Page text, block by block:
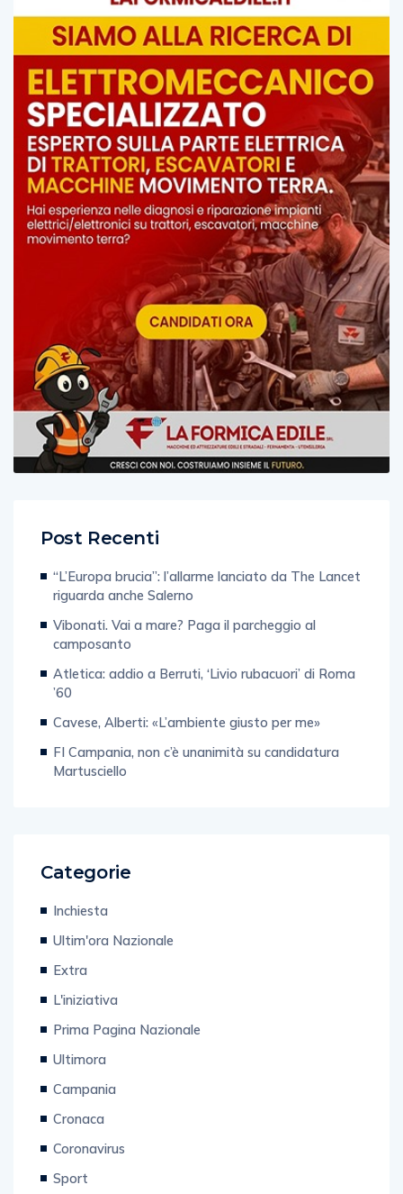
Post Recenti
“L’Europa brucia”: l’allarme lanciato da The Lancet
riguarda anche Salerno
Vibonati. Vai a mare? Paga il parcheggio al
camposanto
Atletica: addio a Berruti, ‘Livio rubacuori’ di Roma
’60
Cavese, Alberti: «L’ambiente giusto per me»
FI Campania, non c’è unanimità su candidatura
Martusciello
Categorie
Inchiesta
Ultim'ora Nazionale
Extra
L'iniziativa
Prima Pagina Nazionale
Ultimora
Campania
Cronaca
Coronavirus
Sport